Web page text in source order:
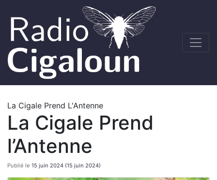
La Cigale Prend L'Antenne
La Cigale Prend
l’Antenne
Publié le 15 juin 2024 (15 juin 2024)